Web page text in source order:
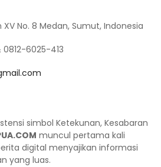
XV No. 8 Medan, Sumut, Indonesia
6025-413
simbol Ketekunan, Kesabaran
muncul pertama kali
digital menyajikan informasi
yang luas.